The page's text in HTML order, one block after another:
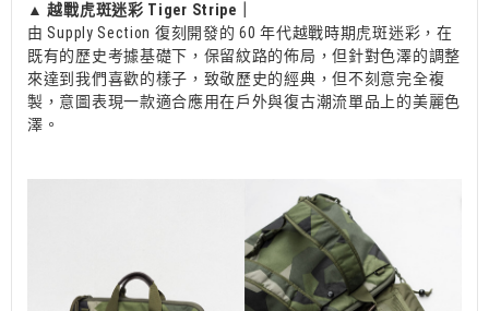
▲越戰虎斑迷彩 Tiger Stripe｜
由 Supply Section 復刻開發的 60 年代越戰時期虎斑迷彩，在
既有的歷史考據基礎下，保留紋路的佈局，但針對色澤的調整
來達到我們喜歡的樣子，致敬歷史的經典，但不刻意完全複
製，意圖表現一款適合應用在戶外與復古潮流單品上的美麗色
澤。